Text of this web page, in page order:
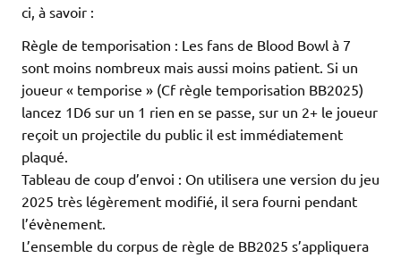
ci, à savoir :
Règle de temporisation : Les fans de Blood Bowl à 7
sont moins nombreux mais aussi moins patient. Si un
joueur « temporise » (Cf règle temporisation BB2025)
lancez 1D6 sur un 1 rien en se passe, sur un 2+ le joueur
reçoit un projectile du public il est immédiatement
plaqué.
Tableau de coup d’envoi : On utilisera une version du jeu
2025 très légèrement modifié, il sera fourni pendant
l’évènement.
L’ensemble du corpus de règle de BB2025 s’appliquera